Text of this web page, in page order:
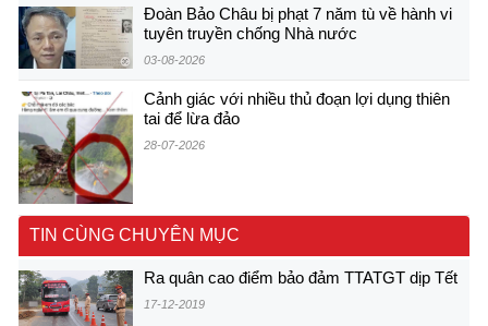
Đoàn Bảo Châu bị phạt 7 năm tù về hành vi
tuyên truyền chống Nhà nước
03-08-2026
Cảnh giác với nhiều thủ đoạn lợi dụng thiên
tai để lừa đảo
28-07-2026
TIN CÙNG CHUYÊN MỤC
Ra quân cao điểm bảo đảm TTATGT dịp Tết
17-12-2019